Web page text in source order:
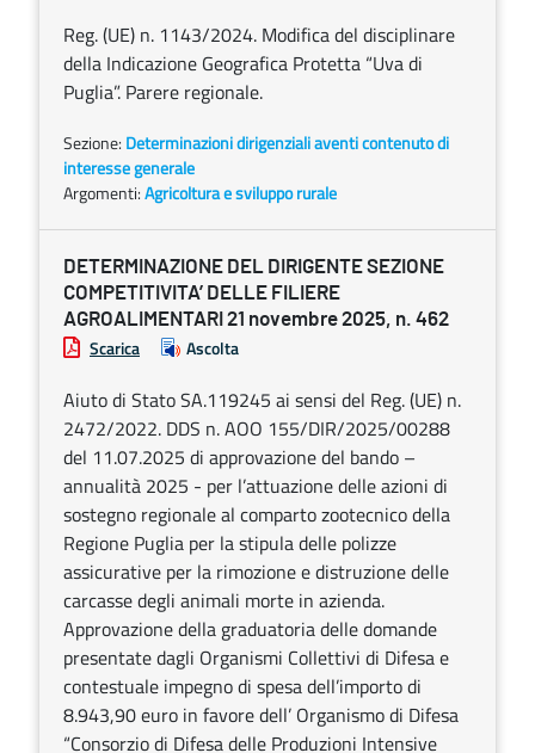
Reg. (UE) n. 1143/2024. Modifica del disciplinare
della Indicazione Geografica Protetta “Uva di
Puglia”. Parere regionale.
Sezione: Determinazioni dirigenziali aventi contenuto di
interesse generale
Argomenti:Agricoltura e sviluppo rurale
DETERMINAZIONE DEL DIRIGENTE SEZIONE
COMPETITIVITA’ DELLE FILIERE
AGROALIMENTARI 21 novembre 2025, n. 462
Scarica Ascolta
Aiuto di Stato SA.119245 ai sensi del Reg. (UE) n.
2472/2022. DDS n. AOO 155/DIR/2025/00288
del 11.07.2025 di approvazione del bando –
annualità 2025 - per l’attuazione delle azioni di
sostegno regionale al comparto zootecnico della
Regione Puglia per la stipula delle polizze
assicurative per la rimozione e distruzione delle
carcasse degli animali morte in azienda.
Approvazione della graduatoria delle domande
presentate dagli Organismi Collettivi di Difesa e
contestuale impegno di spesa dell’importo di
8.943,90 euro in favore dell’ Organismo di Difesa
“Consorzio di Difesa delle Produzioni Intensive